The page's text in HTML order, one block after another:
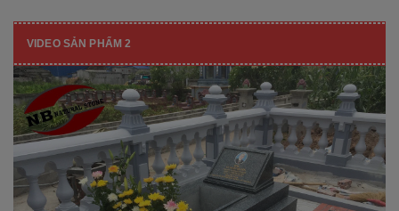
VIDEO SẢN PHẨM 2